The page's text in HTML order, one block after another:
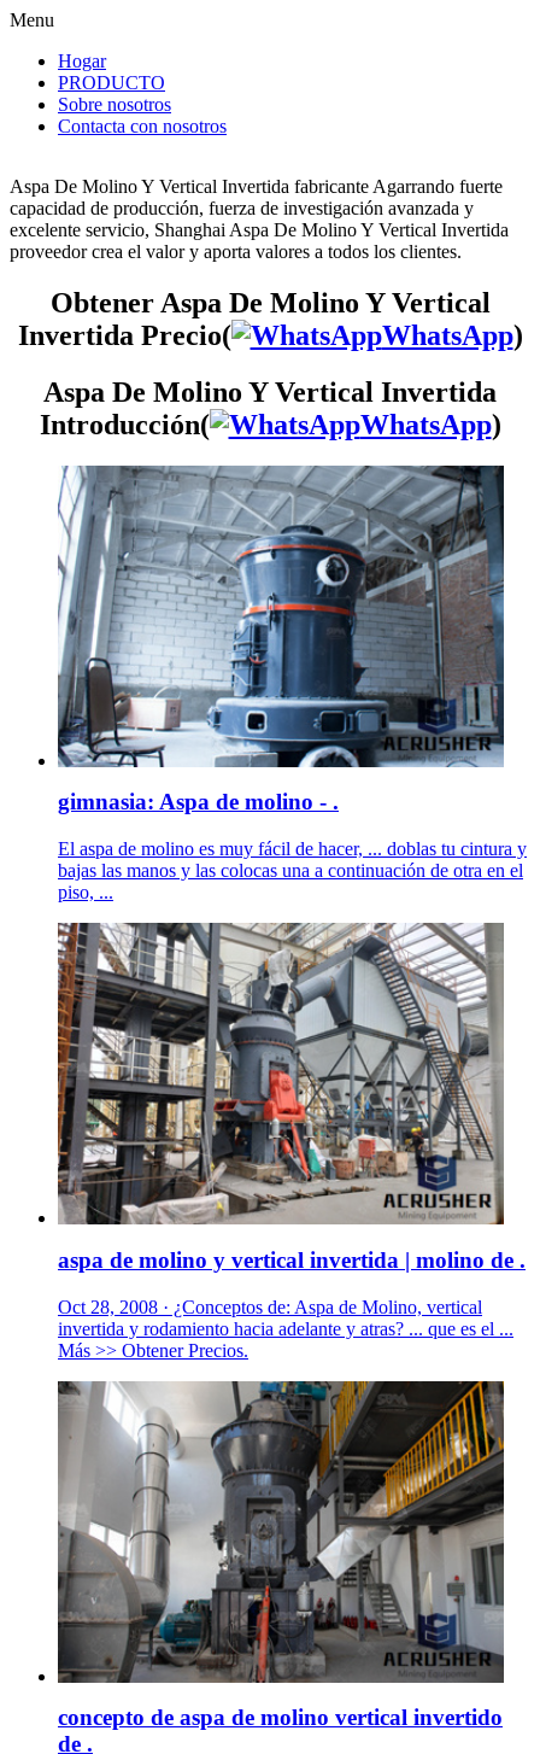
Menu
Hogar
PRODUCTO
Sobre nosotros
Contacta con nosotros
Aspa De Molino Y Vertical Invertida fabricante Agarrando fuerte
capacidad de producción, fuerza de investigación avanzada y
excelente servicio, Shanghai Aspa De Molino Y Vertical Invertida
proveedor crea el valor y aporta valores a todos los clientes.
Obtener Aspa De Molino Y Vertical
Invertida Precio(
WhatsApp)
Aspa De Molino Y Vertical Invertida
Introducción(
WhatsApp)
gimnasia: Aspa de molino - .
El aspa de molino es muy fácil de hacer, ... doblas tu cintura y
bajas las manos y las colocas una a continuación de otra en el
piso, ...
aspa de molino y vertical invertida | molino de .
Oct 28, 2008 · ¿Conceptos de: Aspa de Molino, vertical
invertida y rodamiento hacia adelante y atras? ... que es el ...
Más >> Obtener Precios.
concepto de aspa de molino vertical invertido
de .